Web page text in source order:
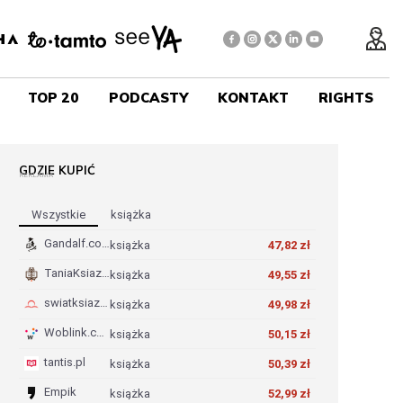
TOP 20 PODCASTY KONTAKT RIGHTS
GDZIE KUPIĆ
REKLAMA
Wszystkie Książka
Gandalf.com.pl książka 47,82 zł
TaniaKsiazka.pl książka 49,55 zł
swiatksiazki.pl książka 49,98 zł
Woblink.com książka 50,15 zł
tantis.pl książka 50,39 zł
Empik książka 52,99 zł